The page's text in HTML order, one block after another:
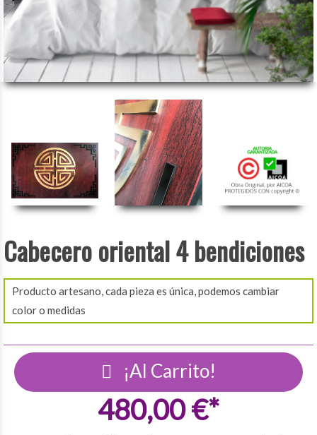
Cabecero oriental 4 bendiciones
Producto artesano, cada pieza es única, podemos cambiar
color o medidas
¡Al Carrito!
480,00 €*